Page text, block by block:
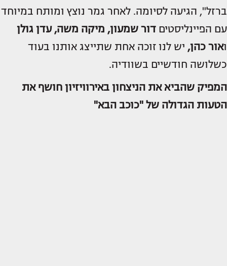
ברזל", הגיעה לסיומה. לאחר גמר נוצץ ומותח במיוחד
עם הפיינליסטים דור שמעון, מיקה משה, עדן גולן
ואור כהן, יש לנו זוכה אחת שתייצג אותנו בעוד
כשלושה חודשיים בשוודיה.
המפיק שהביא את הניצחון באירוויזיון חושף את
הטעות הגדולה של "כוכב הבא"